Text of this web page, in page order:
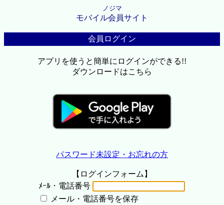
ノジマ
モバイル会員サイト
会員ログイン
アプリを使うと簡単にログインができる!!
ダウンロードはこちら
パスワード未設定・お忘れの方
【ログインフォーム】
ﾒｰﾙ・電話番号
メール・電話番号を保存